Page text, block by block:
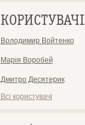
КОРИСТУВАЧІ
Володимир Войтенко
Марія Воробей
Дмитро Десятерик
Всі користувачі